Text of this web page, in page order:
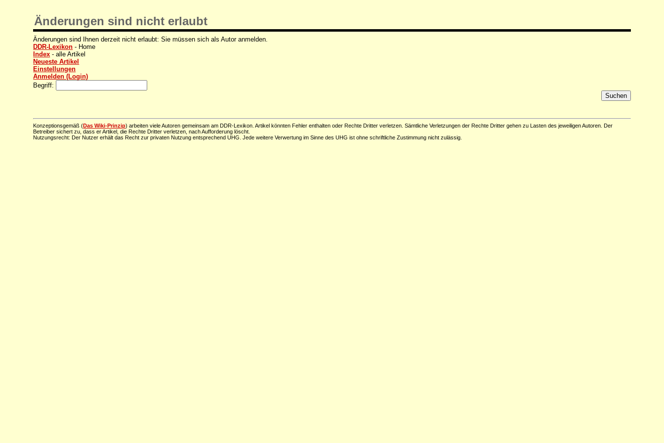
Änderungen sind nicht erlaubt
Änderungen sind Ihnen derzeit nicht erlaubt: Sie müssen sich als Autor anmelden.
DDR-Lexikon - Home
Index - alle Artikel
Neueste Artikel
Einstellungen
Anmelden (Login)
Begriff:
Konzeptionsgemäß (Das Wiki-Prinzip) arbeiten viele Autoren gemeinsam am DDR-Lexikon. Artikel könnten Fehler enthalten oder Rechte Dritter verletzen. Sämtliche Verletzungen der Rechte Dritter gehen zu Lasten des jeweiligen Autoren. Der
Betreiber sichert zu, dass er Artikel, die Rechte Dritter verletzen, nach Aufforderung löscht.
Nutzungsrecht: Der Nutzer erhält das Recht zur privaten Nutzung entsprechend UHG. Jede weitere Verwertung im Sinne des UHG ist ohne schriftliche Zustimmung nicht zulässig.